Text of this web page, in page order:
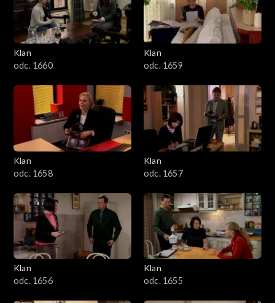
Klan
odc. 1660
Klan
odc. 1659
Klan
odc. 1658
Klan
odc. 1657
Klan
odc. 1656
Klan
odc. 1655